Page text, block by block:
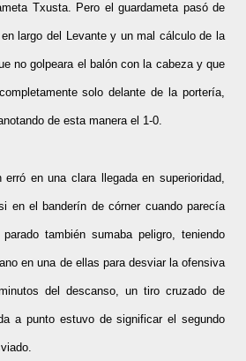
Txusta. Pero el guardameta pasó de
largo del Levante y un mal cálculo de la
no golpeara el balón con la cabeza y que
solo delante de la portería,
de esta manera el 1-0.
en una clara llegada en superioridad,
en el banderín de córner cuando parecía
también sumaba peligro, teniendo
en una de ellas para desviar la ofensiva
del descanso, un tiro cruzado de
a punto estuvo de significar el segundo